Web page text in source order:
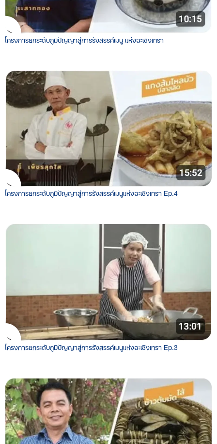
โครงการยกระดับภูมิปัญญาสู่การรังสรรค์เมนู แห่งฉะเชิงเทรา
โครงการยกระดับภูมิปัญญาสู่การรังสรรค์เมนูแห่งฉะเชิงเทรา Ep.4
โครงการยกระดับภูมิปัญญาสู่การรังสรรค์เมนูแห่งฉะเชิงเทรา Ep.3